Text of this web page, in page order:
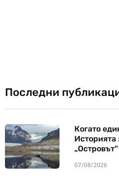
Последни
Когато
Историята
„Островът“
07/08/2026